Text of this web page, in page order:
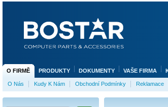
O FIRMĚ PRODUKTY DOKUMENTY VAŠE FIRMA
O Nás Kudy K Nám Obchodní Podmínky Reklamace